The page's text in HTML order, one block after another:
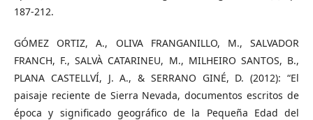
187-212.
GÓMEZ ORTIZ, A., OLIVA FRANGANILLO, M., SALVADOR
FRANCH, F., SALVÀ CATARINEU, M., MILHEIRO SANTOS, B.,
PLANA CASTELLVÍ, J. A., & SERRANO GINÉ, D. (2012): “El
paisaje reciente de Sierra Nevada, documentos escritos de
época y significado geográfico de la Pequeña Edad del